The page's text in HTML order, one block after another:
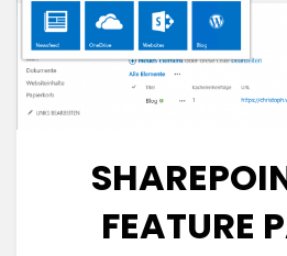
FEATURE